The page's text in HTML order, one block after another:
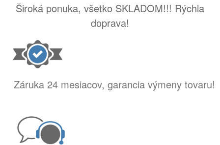
Široká ponuka, všetko SKLADOM!!! Rýchla
doprava!
Záruka 24 mesiacov, garancia výmeny tovaru!